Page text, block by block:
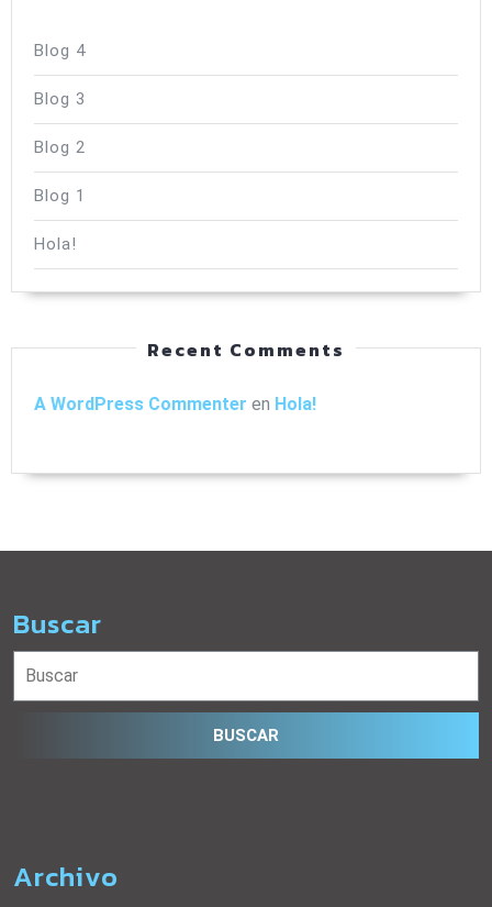
Blog 4
Blog 3
Blog 2
Blog 1
Hola!
Recent Comments
A WordPress Commenter en Hola!
Buscar
Archivo